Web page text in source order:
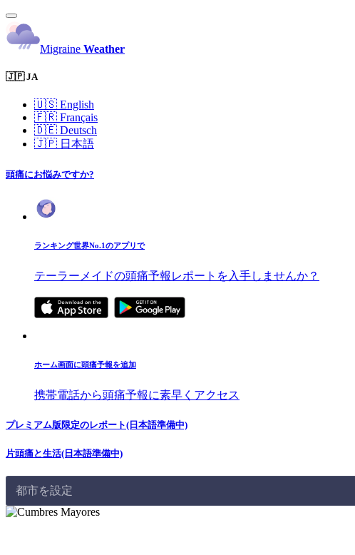
Migraine Weather
🇯🇵 JA
🇺🇸 English
🇫🇷 Français
🇩🇪 Deutsch
🇯🇵 日本語
頭痛にお悩みですか?
ランキング世界No.1のアプリで
テーラーメイドの頭痛予報レポートを入手しませんか？
ホーム画面に頭痛予報を追加
携帯電話から頭痛予報に素早くアクセス
プレミアム版限定のレポート(日本語準備中)
片頭痛と生活(日本語準備中)
都市を設定